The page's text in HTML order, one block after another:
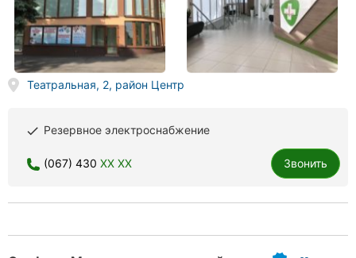
Театральная, 2, район Центр
done Резервное электроснабжение
(067) 430 XX XX Звонить